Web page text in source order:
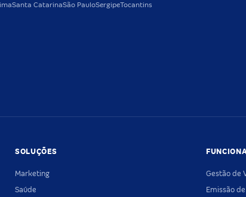
Santa CatarinaSão PauloSergipeTocantins
SOLUÇÕES
Marketing
Saúde
Gestão de
Emissão